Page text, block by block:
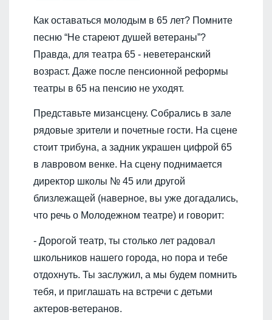
Как оставаться молодым в 65 лет? Помните
песню “Не стареют душей ветераны”?
Правда, для театра 65 - неветеранский
возраст. Даже после пенсионной реформы
театры в 65 на пенсию не уходят.
Представьте мизансцену. Собрались в зале
рядовые зрители и почетные гости. На сцене
стоит трибуна, а задник украшен цифрой 65
в лавровом венке. На сцену поднимается
директор школы № 45 или другой
близлежащей (наверное, вы уже догадались,
что речь о Молодежном театре) и говорит:
- Дорогой театр, ты столько лет радовал
школьников нашего города, но пора и тебе
отдохнуть. Ты заслужил, а мы будем помнить
тебя, и приглашать на встречи с детьми
актеров-ветеранов.